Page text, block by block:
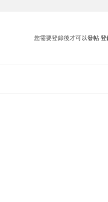
您需要登錄後才可以發帖 登